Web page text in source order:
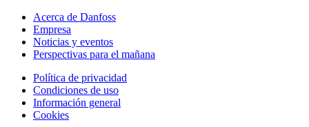
Acerca de Danfoss
Empresa
Noticias y eventos
Perspectivas para el mañana
Política de privacidad
Condiciones de uso
Información general
Cookies